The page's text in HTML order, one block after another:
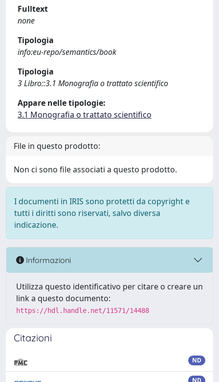
Fulltext
none
Tipologia
info:eu-repo/semantics/book
Tipologia
3 Libro::3.1 Monografia o trattato scientifico
Appare nelle tipologie:
3.1 Monografia o trattato scientifico
File in questo prodotto:
Non ci sono file associati a questo prodotto.
I documenti in IRIS sono protetti da copyright e
tutti i diritti sono riservati, salvo diversa
indicazione.
Informazioni
Utilizza questo identificativo per citare o creare un
link a questo documento:
https://hdl.handle.net/11571/14488
Citazioni
ND